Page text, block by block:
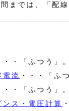
までは、「配線
・・「ふつう」。
電流 ・・・「ふ
・・「ふつう」。
ス・電圧計算